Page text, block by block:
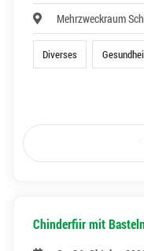
Mehrzweckraum
Diverses
Chinderfiir mit